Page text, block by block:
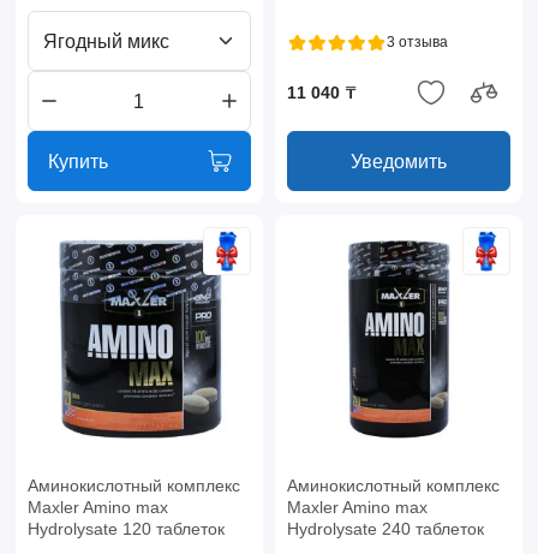
Ягодный микс
Купить
3 отзыва
11 040 ₸
Уведомить
Аминокислотный комплекс
Maxler Amino max
Hydrolysate 120 таблеток
Аминокислотный комплекс
Maxler Amino max
Hydrolysate 240 таблеток